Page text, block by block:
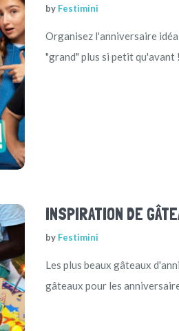
by Festimini
Organisez l'anniversaire
"grand" plus si petit qu'avant
INSPIRATION DE
by Festimini
Les plus beaux gâteaux
gâteaux pour les